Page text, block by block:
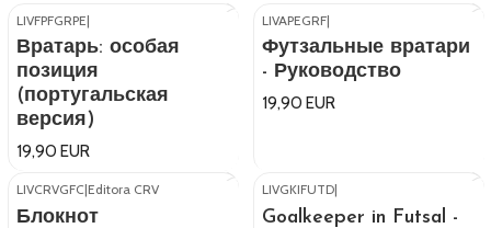
LIVFPFGRPE|
Вратарь: особая
позиция
(португальская
версия)
19,90 EUR
LIVAPEGRF|
Футзальные вратари
- Руководство
19,90 EUR
LIVCRVGFC|Editora CRV
Блокнот
Out of stock
LIVGKIFUTD|
Goalkeeper in Futsal -